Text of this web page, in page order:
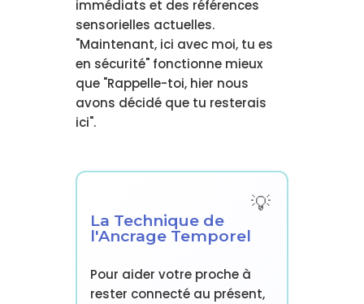
immédiats et des références
sensorielles actuelles.
"Maintenant, ici avec moi, tu es
en sécurité" fonctionne mieux
que "Rappelle-toi, hier nous
avons décidé que tu resterais
ici".
La Technique de
l'Ancrage Temporel
Pour aider votre proche à
rester connecté au présent,